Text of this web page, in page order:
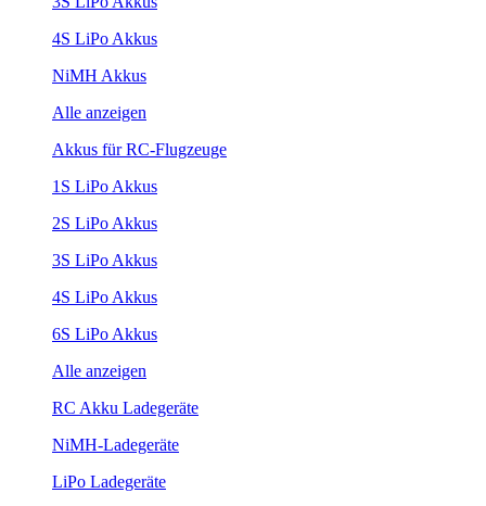
4S LiPo Akkus
NiMH Akkus
Alle anzeigen
Akkus für RC-Flugzeuge
1S LiPo Akkus
2S LiPo Akkus
3S LiPo Akkus
4S LiPo Akkus
6S LiPo Akkus
Alle anzeigen
RC Akku Ladegeräte
NiMH-Ladegeräte
LiPo Ladegeräte